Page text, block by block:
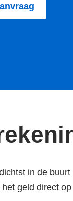
in de
geld direct